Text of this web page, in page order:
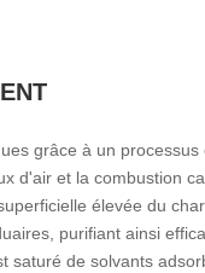
grâce à un
d'air et la combustion
élevée du
purifiant ainsi
de solvants